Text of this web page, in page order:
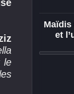
le
Maïdis
et